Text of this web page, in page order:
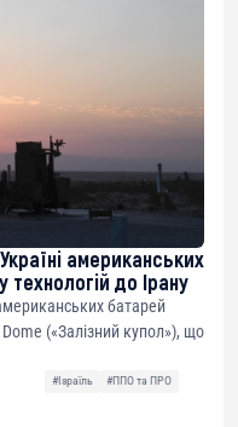
американських
до Ірану
батарей
(«Залізний купол»), що
#Ізраїль
#ППО та ПРО